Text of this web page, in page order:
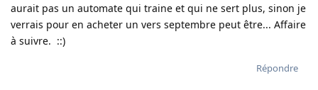
aurait pas un automate qui traine et qui ne sert plus, sinon je
verrais pour en acheter un vers septembre peut être... Affaire
à suivre. ::)
Répondre